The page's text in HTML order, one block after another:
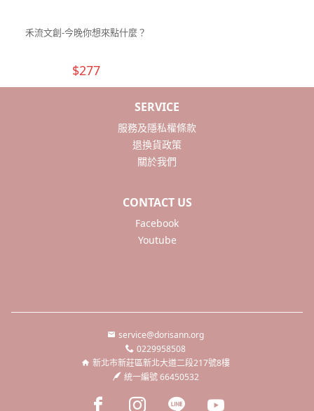
禾流文創-今晚你想來點什麼？
$277
SERVICE
服務及隱私權條款
退換貨政策
關於我們
CONTACT US
Facebook
Youtube
service@dorisann.org
0229958508
新北市新莊區新北大道二段217號8樓
統一編號 66450532
Facebook page
Instagram page
Line pageYoutube page